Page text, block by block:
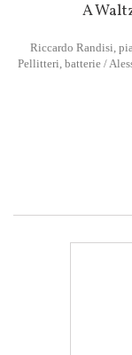
A
Riccardo Randisi,
Pellitteri, batterie /